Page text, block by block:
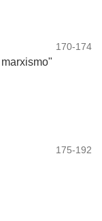
170-174
175-192